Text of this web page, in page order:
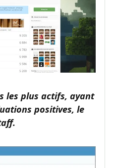
les plus actifs, ayant
positives, le